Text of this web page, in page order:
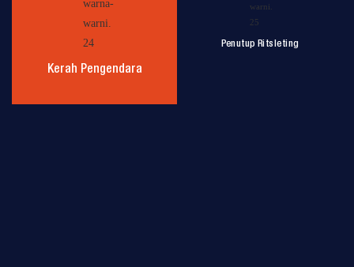
Kerah Pengendara
Penutup Ritsleting